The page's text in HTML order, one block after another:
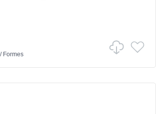
Formes